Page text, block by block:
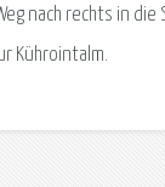
nach rechts in
Kührointalm.